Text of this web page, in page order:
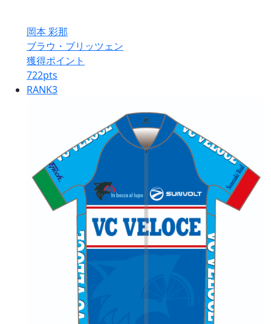
岡本 彩那
ブラウ・ブリッツェン
獲得ポイント
722pts
RANK3